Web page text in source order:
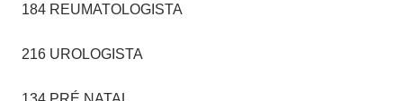
184 REUMATOLOGISTA
216 UROLOGISTA